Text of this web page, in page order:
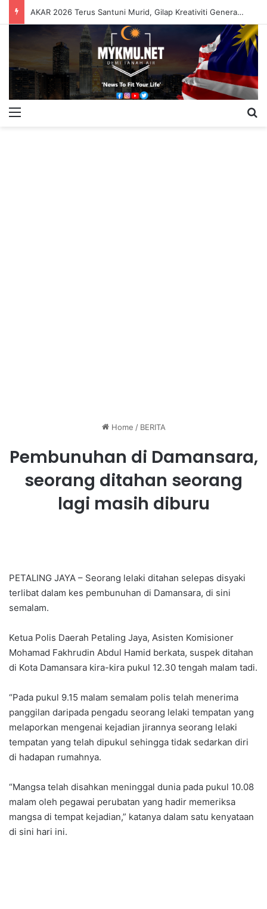
AKAR 2026 Terus Santuni Murid, Gilap Kreativiti Generasi Muda
Home / BERITA
Pembunuhan di Damansara,
seorang ditahan seorang
lagi masih diburu
PETALING JAYA – Seorang lelaki ditahan selepas disyaki
terlibat dalam kes pembunuhan di Damansara, di sini
semalam.
Ketua Polis Daerah Petaling Jaya, Asisten Komisioner
Mohamad Fakhrudin Abdul Hamid berkata, suspek ditahan
di Kota Damansara kira-kira pukul 12.30 tengah malam tadi.
“Pada pukul 9.15 malam semalam polis telah menerima
panggilan daripada pengadu seorang lelaki tempatan yang
melaporkan mengenai kejadian jirannya seorang lelaki
tempatan yang telah dipukul sehingga tidak sedarkan diri
di hadapan rumahnya.
“Mangsa telah disahkan meninggal dunia pada pukul 10.08
malam oleh pegawai perubatan yang hadir memeriksa
mangsa di tempat kejadian,” katanya dalam satu kenyataan
di sini hari ini.